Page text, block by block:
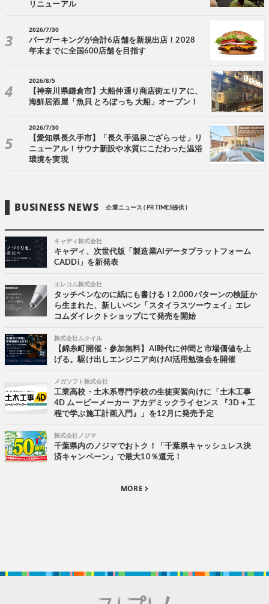
リニューアル
2026/7/30
バーガーキングが合計6店舗を新規出店！2028
年末までに全国600店舗を目指す
2026/8/5
【神奈川県鎌倉市】大船仲通り商店街エリアに、
海鮮居酒屋「魚貝 とろぼっち 大船」オープン！
2026/7/30
【愛知県長久手市】「長久手温泉ござらっせ」リ
ニューアル！サウナ新設や水質にこだわった温浴
環境を実現
BUSINESS NEWS 企業ニュース ( PR TIMES提供 )
キャディ株式会社
キャディ、次世代版「製造業AIデータプラットフォーム
CADDi」を新発表
エレコム株式会社
タッチペンなのに紙にも書ける！2,000パターンの検証か
ら生まれた、新しいペン「スタイラスツーウェイ」エレ
コムダイレクトショップにて発売を開始
株式会社ムクイル
【錦糸町開催・参加無料】AI時代に仲間と市場価値を上
げる。駆け出しエンジニア向けAI活用勉強会を開催
メガソフト株式会社
工業高校・土木系専門学校の生徒実習向けに「土木工事
4D ムービーメーカー アカデミックライセンス 『3D＋工
程で学ぶ施工計画入門』」を12月に発売予定
株式会社ノジマ
千葉県内のノジマでおトク！「千葉県キャッシュレス決
済キャンペーン」で最大10％還元！
MORE